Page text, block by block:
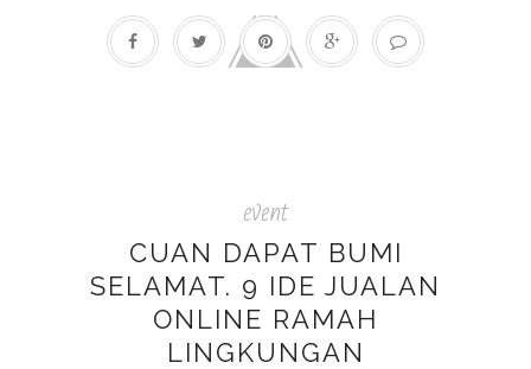
event
CUAN DAPAT BUMI
SELAMAT. 9 IDE JUALAN
ONLINE RAMAH
LINGKUNGAN